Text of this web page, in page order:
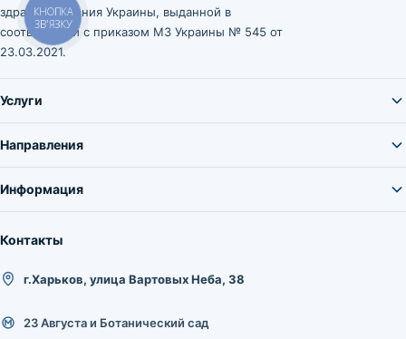
здравоохранения Украины, выданной в
соответствии с приказом МЗ Украины № 545 от
23.03.2021.
Услуги
Направления
Информация
Контакты
г.Харьков, улица Вартовых Неба, 38
23 Августа и Ботанический сад
КНОПКА
ЗВ'ЯЗКУ